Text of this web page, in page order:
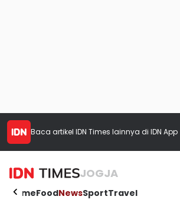
Baca artikel IDN Times lainnya di IDN App
JOGJA
HomeFoodNewsSportTravel